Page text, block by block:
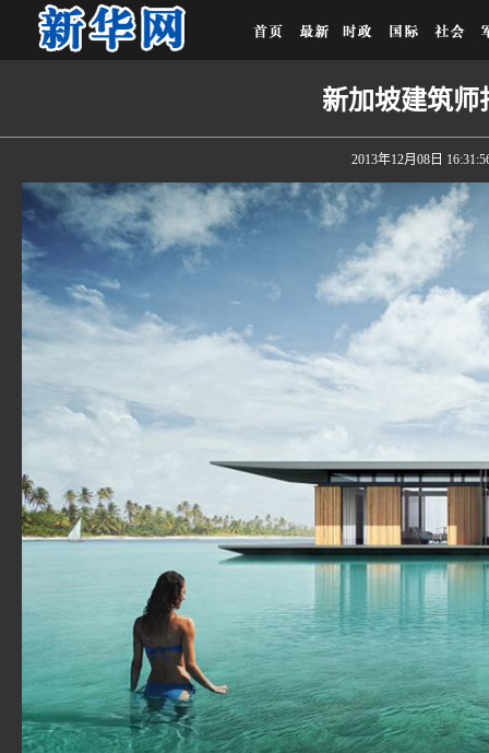
新加坡建筑师
2013年12月08日